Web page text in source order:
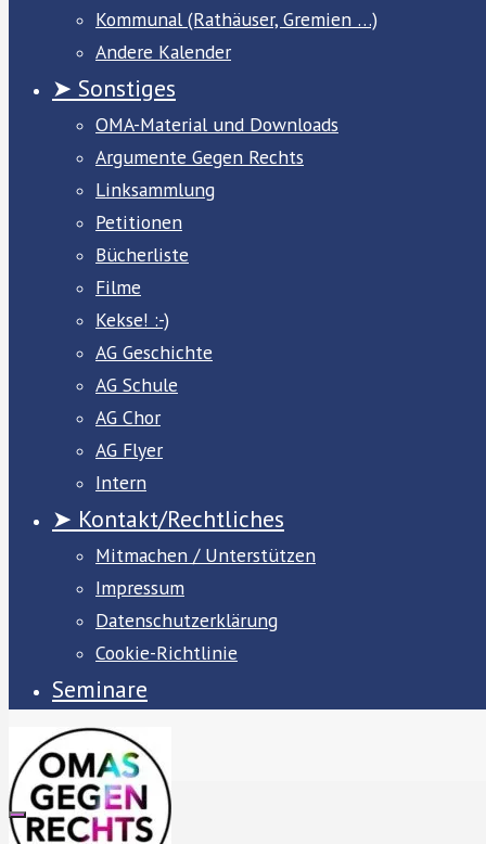
Kommunal (Rathäuser, Gremien …)
Andere Kalender
➤ Sonstiges
OMA-Material und Downloads
Argumente Gegen Rechts
Linksammlung
Petitionen
Bücherliste
Filme
Kekse! :-)
AG Geschichte
AG Schule
AG Chor
AG Flyer
Intern
➤ Kontakt/Rechtliches
Mitmachen / Unterstützen
Impressum
Datenschutzerklärung
Cookie-Richtlinie
Seminare